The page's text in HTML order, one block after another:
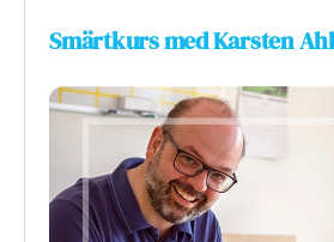
Smärtkurs med Karsten